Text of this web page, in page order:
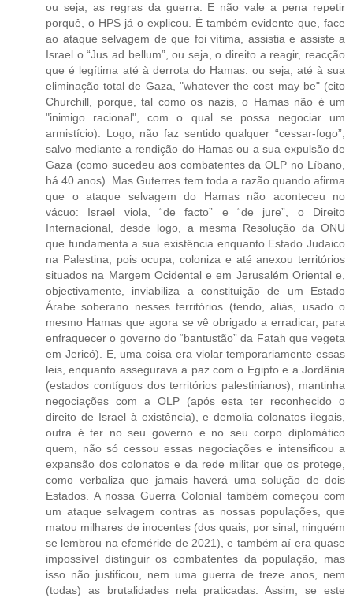
ou seja, as regras da guerra. E não vale a pena repetir
porquê, o HPS já o explicou. É também evidente que, face
ao ataque selvagem de que foi vítima, assistia e assiste a
Israel o “Jus ad bellum”, ou seja, o direito a reagir, reacção
que é legítima até à derrota do Hamas: ou seja, até à sua
eliminação total de Gaza, "whatever the cost may be" (cito
Churchill, porque, tal como os nazis, o Hamas não é um
"inimigo racional", com o qual se possa negociar um
armistício). Logo, não faz sentido qualquer “cessar-fogo”,
salvo mediante a rendição do Hamas ou a sua expulsão de
Gaza (como sucedeu aos combatentes da OLP no Líbano,
há 40 anos). Mas Guterres tem toda a razão quando afirma
que o ataque selvagem do Hamas não aconteceu no
vácuo: Israel viola, “de facto” e “de jure”, o Direito
Internacional, desde logo, a mesma Resolução da ONU
que fundamenta a sua existência enquanto Estado Judaico
na Palestina, pois ocupa, coloniza e até anexou territórios
situados na Margem Ocidental e em Jerusalém Oriental e,
objectivamente, inviabiliza a constituição de um Estado
Árabe soberano nesses territórios (tendo, aliás, usado o
mesmo Hamas que agora se vê obrigado a erradicar, para
enfraquecer o governo do “bantustão” da Fatah que vegeta
em Jericó). E, uma coisa era violar temporariamente essas
leis, enquanto assegurava a paz com o Egipto e a Jordânia
(estados contíguos dos territórios palestinianos), mantinha
negociações com a OLP (após esta ter reconhecido o
direito de Israel à existência), e demolia colonatos ilegais,
outra é ter no seu governo e no seu corpo diplomático
quem, não só cessou essas negociações e intensificou a
expansão dos colonatos e da rede militar que os protege,
como verbaliza que jamais haverá uma solução de dois
Estados. A nossa Guerra Colonial também começou com
um ataque selvagem contras as nossas populações, que
matou milhares de inocentes (dos quais, por sinal, ninguém
se lembrou na efeméride de 2021), e também aí era quase
impossível distinguir os combatentes da população, mas
isso não justificou, nem uma guerra de treze anos, nem
(todas) as brutalidades nela praticadas. Assim, se este